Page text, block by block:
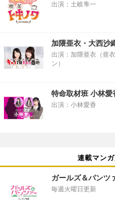
出演：土岐隼一
加隈亜衣・大西沙
出演：加隈亜衣（亜
ン）
特命取材班 小林愛
出演：小林愛香
連載マン
ガールズ＆パンツ
毎週火曜日更新